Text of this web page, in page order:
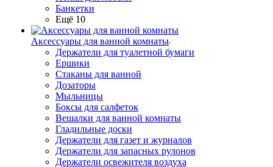
Банкетки
Ещё 10
Аксессуары для ванной комнаты
Держатели для туалетной бумаги
Ершики
Стаканы для ванной
Дозаторы
Мыльницы
Боксы для салфеток
Вешалки для ванной комнаты
Гладильные доски
Держатели для газет и журналов
Держатели для запасных рулонов
Держатели освежителя воздуха